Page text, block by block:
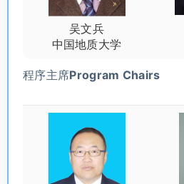
吴文兵
中国地质大学
程序主席Program Chairs